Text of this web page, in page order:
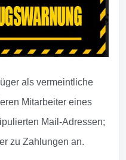
als vermeintliche
Mitarbeiter eines
Mail-Adressen;
zu Zahlungen an.